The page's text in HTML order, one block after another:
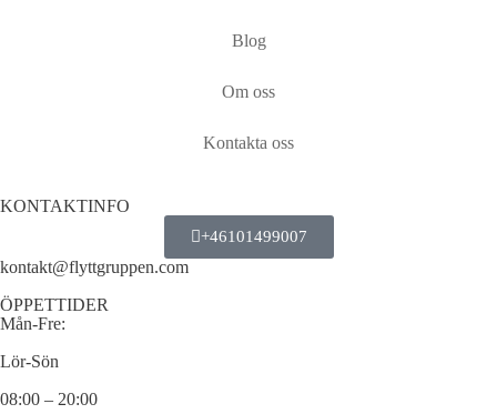
Blog
Om oss
Kontakta oss
KONTAKTINFO
+46101499007
kontakt@flyttgruppen.com
ÖPPETTIDER
Mån-Fre:
Lör-Sön
08:00 – 20:00